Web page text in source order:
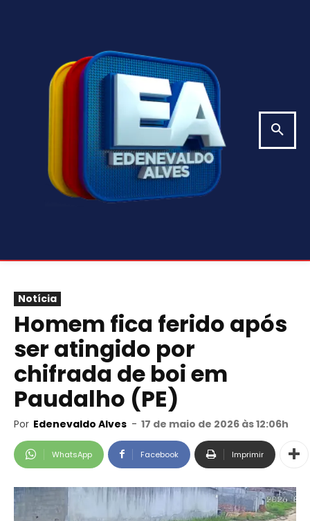
Notícia
Homem fica ferido após
ser atingido por
chifrada de boi em
Paudalho (PE)
Por Edenevaldo Alves - 17 de maio de 2026 às 12:06h
WhatsApp Facebook Imprimir